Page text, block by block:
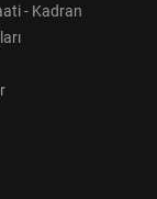
- Kadran